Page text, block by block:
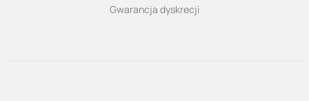
Gwarancja dyskrecji